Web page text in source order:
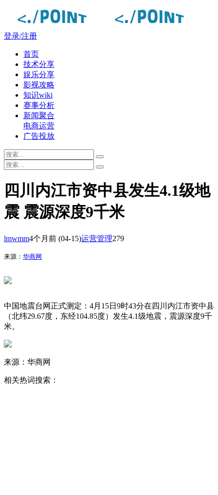
登录/注册
首页
技术分享
娱乐分享
影视攻略
知识wiki
赛事分析
新闻聚合
电商运营
广告投放
四川内江市资中县发生4.1级地
震 震源深度9千米
lmwmm4个月前 (04-15)运营管理279
来源： 华商网
中国地震台网正式测定：4月15日9时43分在四川内江市资中县
（北纬29.67度，东经104.85度）发生4.1级地震，震源深度9千
米。
来源：华商网
相关热词搜索：